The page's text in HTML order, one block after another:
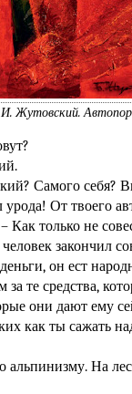
Жутовский.
Самого себя?
От твоего
только не
человек закончил
он ест
те средства,
они дают ему
как ты сажать
альпинизму. На